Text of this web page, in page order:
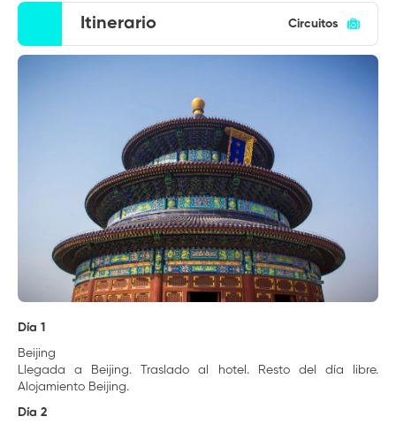
Itinerario Circuitos
Día 1
Beijing
Llegada a Beijing. Traslado al hotel. Resto del día libre.
Alojamiento Beijing.
Día 2